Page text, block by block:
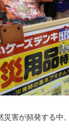
害が頻発する中